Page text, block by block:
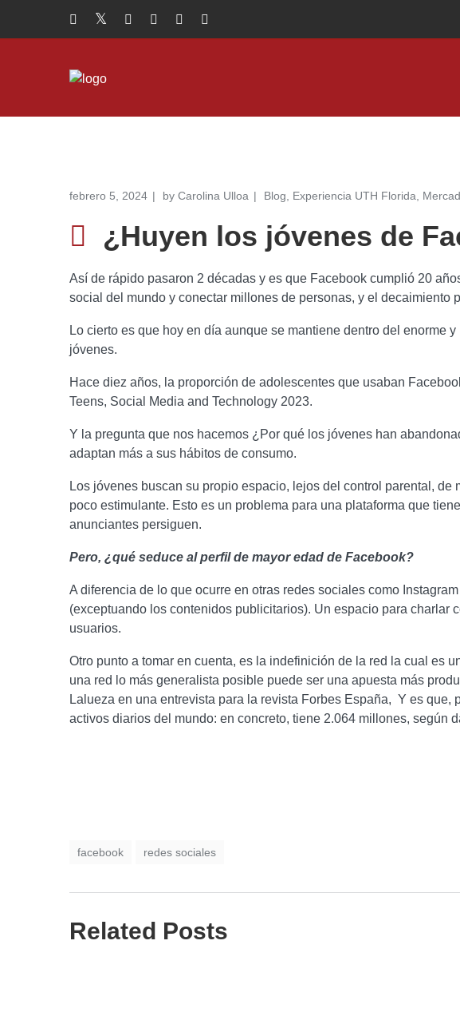
febrero 5, 2024 by Carolina Ulloa Blog Experiencia UTH Florida
¿Huyen los jóvenes de
Así de rápido pasaron 2 décadas y es que Facebook cumplió 20
social del mundo y conectar millones de personas, y el decaimiento
Lo cierto es que hoy en día aunque se mantiene dentro del enorme
jóvenes.
Hace diez años, la proporción de adolescentes que usaban
Teens, Social Media and Technology 2023.
Y la pregunta que nos hacemos ¿Por qué los jóvenes han
adaptan más a sus hábitos de consumo.
Los jóvenes buscan su propio espacio, lejos del control parental,
poco estimulante. Esto es un problema para una plataforma que
anunciantes persiguen.
Pero, ¿qué seduce al perfil de mayor edad de Facebook?
A diferencia de lo que ocurre en otras redes sociales como
(exceptuando los contenidos publicitarios). Un espacio para charlar
usuarios.
Otro punto a tomar en cuenta, es la indefinición de la red la cual es
una red lo más generalista posible puede ser una apuesta más
Lalueza en una entrevista para la revista Forbes España, Y es
activos diarios del mundo: en concreto, tiene 2.064 millones, según
facebook redes sociales
Related Posts